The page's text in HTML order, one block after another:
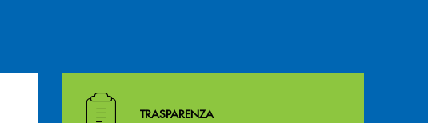
Hai bisogno di alcuni documenti ? Vai alla pagina
TRASPARENZA